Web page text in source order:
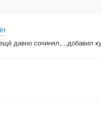
давно сочинял,...добавил